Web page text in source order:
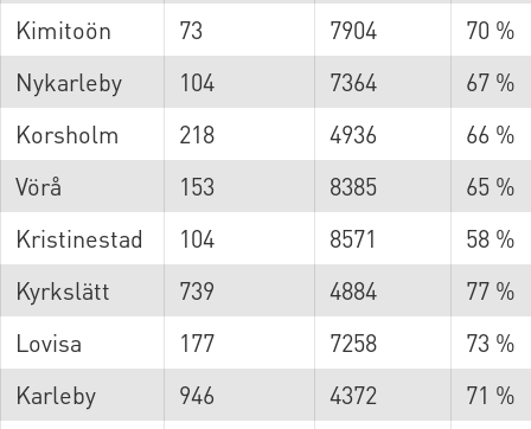
Kimitoön
73 7904
70 %
Nykarleby
104 7364
67 %
Korsholm
218 4936
66 %
Vörå
153 8385
65 %
Kristinestad
104 8571
58 %
Kyrkslätt
739 4884
77 %
Lovisa
177 7258
73 %
Karleby
946 4372
71 %